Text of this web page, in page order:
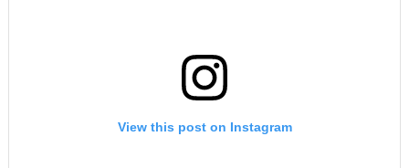
View this post on Instagram